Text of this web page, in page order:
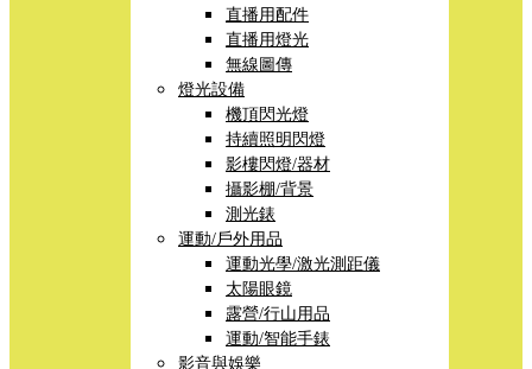
直播用配件
直播用燈光
無線圖傳
燈光設備
機頂閃光燈
持續照明閃燈
影樓閃燈/器材
攝影棚/背景
測光錶
運動/戶外用品
運動光學/激光測距儀
太陽眼鏡
露營/行山用品
運動/智能手錶
影音與娛樂